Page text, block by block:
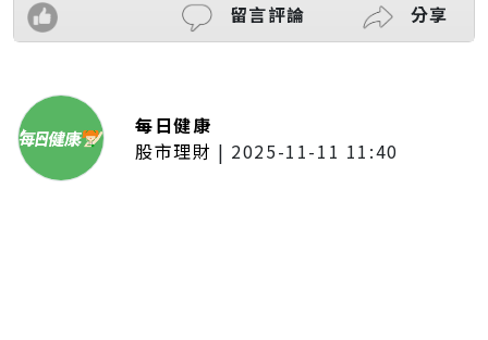
留言評論 分享
每日健康
股市理財 | 2025-11-11 11:40